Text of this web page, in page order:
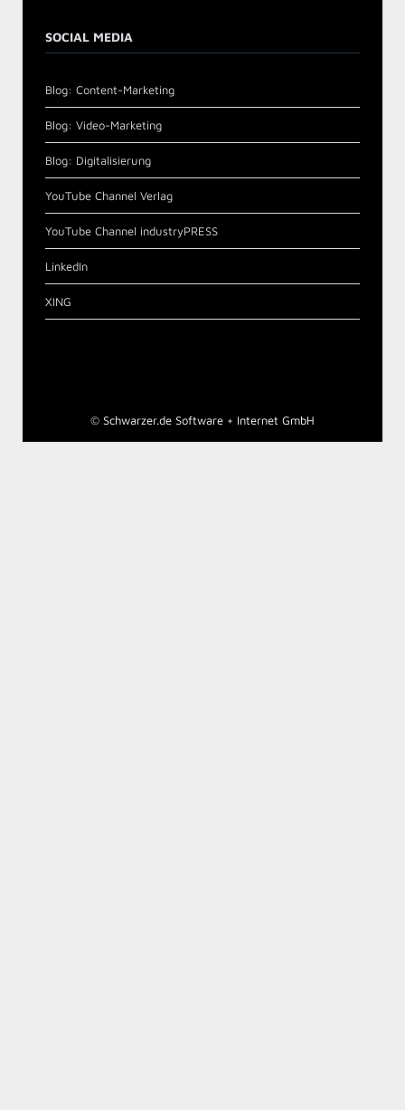
SOCIAL MEDIA
Blog: Content-Marketing
Blog: Video-Marketing
Blog: Digitalisierung
YouTube Channel Verlag
YouTube Channel industryPRESS
LinkedIn
XING
© Schwarzer.de Software + Internet GmbH